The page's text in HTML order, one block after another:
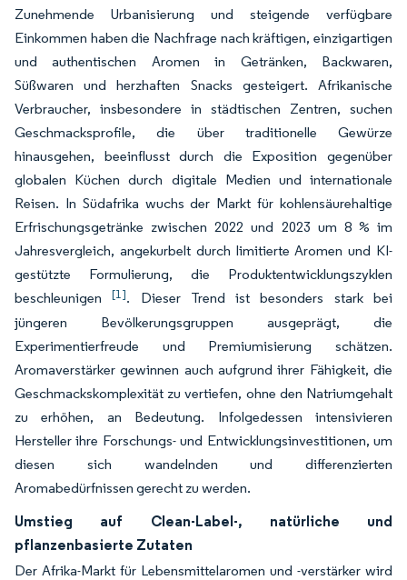
Zunehmende Urbanisierung und steigende verfügbare
Einkommen haben die Nachfrage nach kräftigen, einzigartigen
und authentischen Aromen in Getränken, Backwaren,
Süßwaren und herzhaften Snacks gesteigert. Afrikanische
Verbraucher, insbesondere in städtischen Zentren, suchen
Geschmacksprofile, die über traditionelle Gewürze
hinausgehen, beeinflusst durch die Exposition gegenüber
globalen Küchen durch digitale Medien und internationale
Reisen. In Südafrika wuchs der Markt für kohlensäurehaltige
Erfrischungsgetränke zwischen 2022 und 2023 um 8 % im
Jahresvergleich, angekurbelt durch limitierte Aromen und KI-
gestützte Formulierung, die Produktentwicklungszyklen
beschleunigen[1]. Dieser Trend ist besonders stark bei
jüngeren Bevölkerungsgruppen ausgeprägt, die
Experimentierfreude und Premiumisierung schätzen.
Aromaverstärker gewinnen auch aufgrund ihrer Fähigkeit, die
Geschmackskomplexität zu vertiefen, ohne den Natriumgehalt
zu erhöhen, an Bedeutung. Infolgedessen intensivieren
Hersteller ihre Forschungs- und Entwicklungsinvestitionen, um
diesen sich wandelnden und differenzierten
Aromabedürfnissen gerecht zu werden.
Umstieg auf Clean-Label-, natürliche und
pflanzenbasierte Zutaten
Der Afrika-Markt für Lebensmittelaromen und -verstärker wird